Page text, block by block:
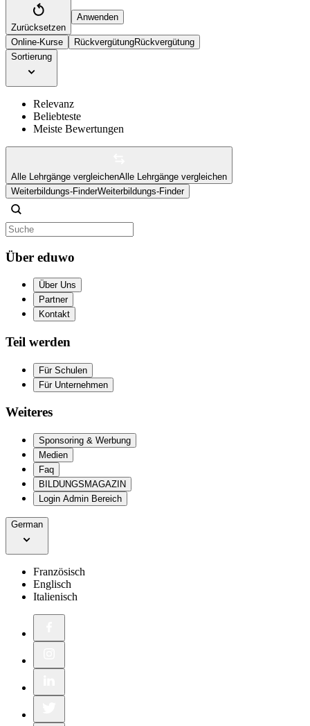
Zurücksetzen
Anwenden
Online-Kurse RückvergütungRückvergütung
Sortierung
Relevanz
Beliebteste
Meiste Bewertungen
Alle Lehrgänge vergleichenAlle Lehrgänge vergleichen
Weiterbildungs-FinderWeiterbildungs-Finder
Über eduwo
Über Uns
Partner
Kontakt
Teil werden
Für Schulen
Für Unternehmen
Weiteres
Sponsoring & Werbung
Medien
Faq
BILDUNGSMAGAZIN
Login Admin Bereich
German
Französisch
Englisch
Italienisch